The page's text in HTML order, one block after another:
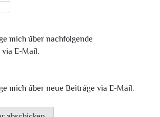
mich über nachfolgende
E-Mail.
mich über neue Beiträge via E-Mail.